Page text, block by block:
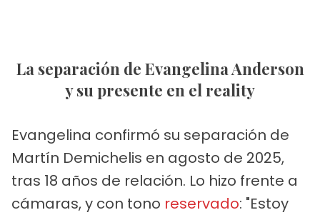
La separación de Evangelina Anderson
y su presente en el reality
Evangelina confirmó su separación de
Martín Demichelis en agosto de 2025,
tras 18 años de relación. Lo hizo frente a
cámaras, y con tono reservado: "Estoy